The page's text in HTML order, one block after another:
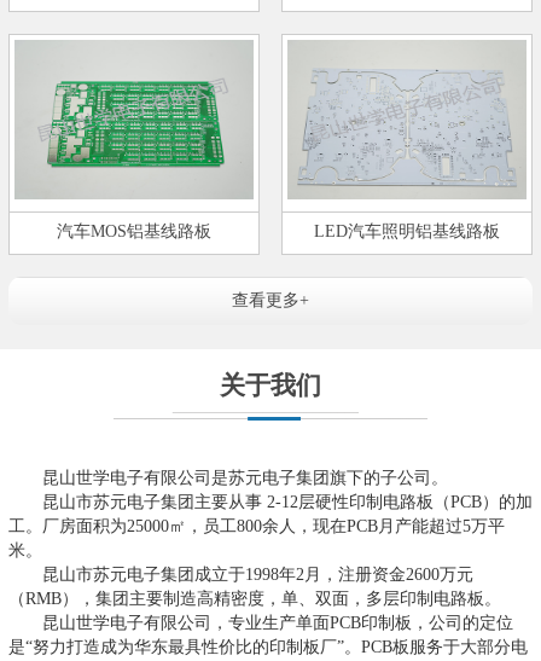
汽车MOS铝基线路板 LED汽车照明铝基线路板
查看更多+
关于我们
昆山世学电子有限公司是苏元电子集团旗下的子公司。
昆山市苏元电子集团主要从事 2-12层硬性印制电路板（PCB）的加
工。厂房面积为25000㎡，员工800余人，现在PCB月产能超过5万平
米。
昆山市苏元电子集团成立于1998年2月，注册资金2600万元
（RMB），集团主要制造高精密度，单、双面，多层印制电路板。
昆山世学电子有限公司，专业生产单面PCB印制板，公司的定位
是“努力打造成为华东最具性价比的印制板厂”。PCB板服务于大部分电